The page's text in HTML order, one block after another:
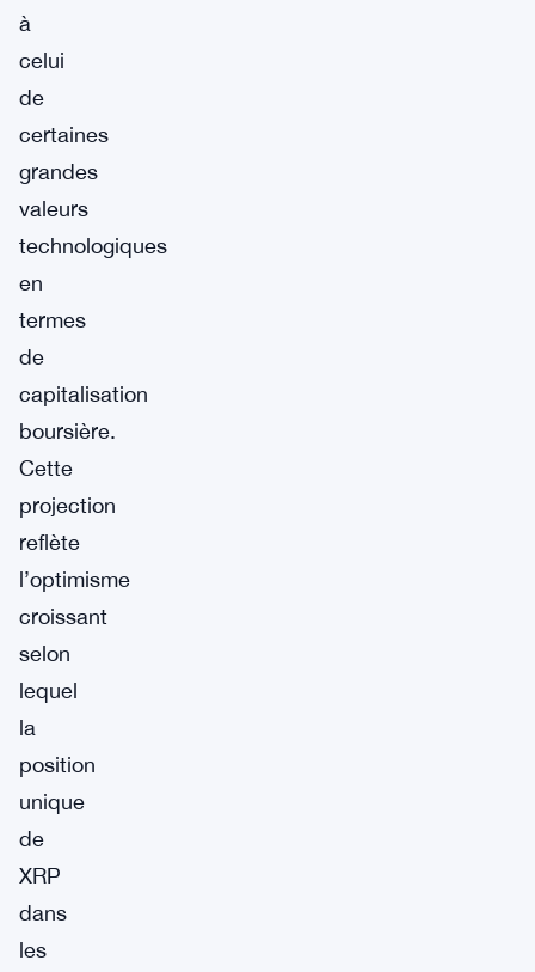
à
celui
de
certaines
grandes
valeurs
technologiques
en
termes
de
capitalisation
boursière.
Cette
projection
reflète
l’optimisme
croissant
selon
lequel
la
position
unique
de
XRP
dans
les